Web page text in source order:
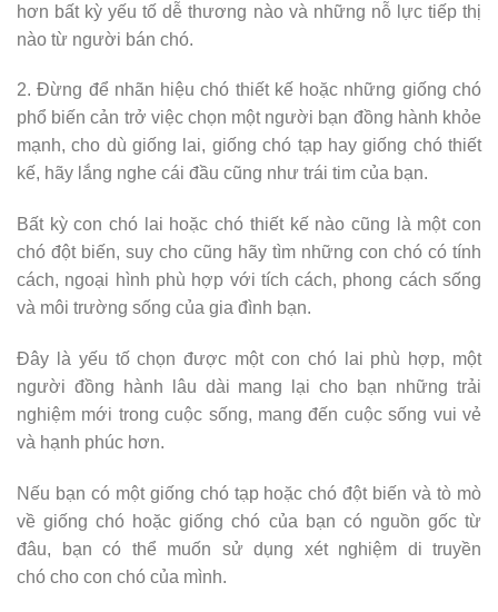
hơn bất kỳ yếu tố dễ thương nào và những nỗ lực tiếp thị
nào từ người bán chó.
2. Đừng để nhãn hiệu chó thiết kế hoặc những giống chó
phổ biến cản trở việc chọn một người bạn đồng hành khỏe
mạnh, cho dù giống lai, giống chó tạp hay giống chó thiết
kế, hãy lắng nghe cái đầu cũng như trái tim của bạn.
Bất kỳ con chó lai hoặc chó thiết kế nào cũng là một con
chó đột biến, suy cho cũng hãy tìm những con chó có tính
cách, ngoại hình phù hợp với tích cách, phong cách sống
và môi trường sống của gia đình bạn.
Đây là yếu tố chọn được một con chó lai phù hợp, một
người đồng hành lâu dài mang lại cho bạn những trải
nghiệm mới trong cuộc sống, mang đến cuộc sống vui vẻ
và hạnh phúc hơn.
Nếu bạn có một giống chó tạp hoặc chó đột biến và tò mò
về giống chó hoặc giống chó của bạn có nguồn gốc từ
đâu, bạn có thể muốn sử dụng xét nghiệm di truyền
chó cho con chó của mình.